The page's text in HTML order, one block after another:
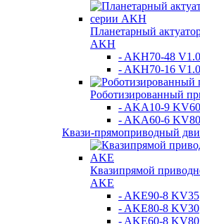
Планетарный
AKH
- AKH70-48
- AKH70-16
Роботизированный
- AKA10-9 KV60
- AKA60-6 KV80
Квази-прямоприводный
Квазипрямой
AKE
- AKE90-8 KV35
- AKE80-8 KV30
- AKE60-8 KV80